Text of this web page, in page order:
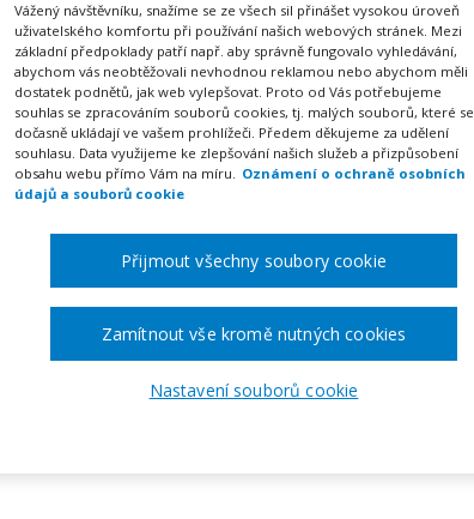
Požadovaná akce nebyla nalezena.
Vážený návštěvníku, snažíme se ze všech sil přinášet vysokou úroveň
uživatelského komfortu při používání našich webových stránek. Mezi
základní předpoklady patří např. aby správně fungovalo vyhledávání,
abychom vás neobtěžovali nevhodnou reklamou nebo abychom měli
dostatek podnětů, jak web vylepšovat. Proto od Vás potřebujeme
souhlas se zpracováním souborů cookies, tj. malých souborů, které se
dočasně ukládají ve vašem prohlížeči. Předem děkujeme za udělení
souhlasu. Data využijeme ke zlepšování našich služeb a přizpůsobení
obsahu webu přímo Vám na míru. Oznámení o ochraně osobních
údajů a souborů cookie
Nastavení souborů cookie
Zamítnout vše kromě nutných cookies
Přijmout všechny soubory cookie